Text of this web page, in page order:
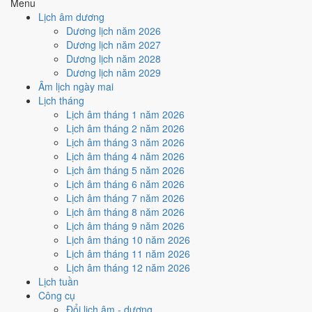
Lịch âm dương
Dương lịch năm 2026
Dương lịch năm 2027
Dương lịch năm 2028
Dương lịch năm 2029
Âm lịch ngày mai
Lịch tháng
Lịch âm tháng 1 năm 2026
Lịch âm tháng 2 năm 2026
Lịch âm tháng 3 năm 2026
Lịch âm tháng 4 năm 2026
Lịch âm tháng 5 năm 2026
Lịch âm tháng 6 năm 2026
Lịch âm tháng 7 năm 2026
Lịch âm tháng 8 năm 2026
Lịch âm tháng 9 năm 2026
Lịch âm tháng 10 năm 2026
Lịch âm tháng 11 năm 2026
Lịch âm tháng 12 năm 2026
Lịch tuần
Công cụ
Đổi lịch âm - dương
điểm.
Cách tính ngày tốt
Động thổ - khởi công
Trung bình
Động thổ - khởi công hôm nay ở
Ngày Hắc Đạogây bất lợi.
Cách tính ngày tốt
Nhập trạch - vào nhà mới
Tốt
Nhập trạch - vào nhà mới hôm nay ở
Trực Định, nhưng Ngày Hắc Đạo kéo giảm điểm.
Cách tính ngày tốt
Mua xe - tậu xe
Trung bình
Mua xe - tậu xe hôm nay ởmức trung bình (4/10)
Hắc Đạogây bất lợi.
Cách tính ngày tốt
Xuất hành - đi xa
5
/10Trung bình
Xuất hành - đi xa hôm nay ở
Sao Trương , nhưng Ngày Hắc Đạo kéo giảm điểm.